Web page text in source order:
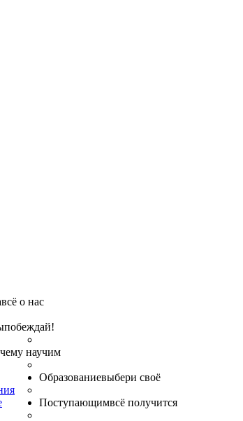
всё о нас
побеждай!
чему научим
Образованиевыбери своё
Поступающимвсё получится